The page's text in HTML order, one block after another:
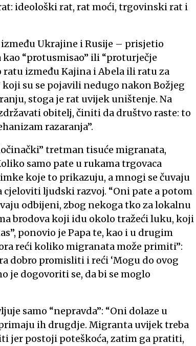
ideološki rat, rat moći, trgovinski rat i
Ukrajine i Rusije – prisjetio
“protusmisao” ili “proturječje
između Kajina i Abela ili ratu za
su se pojavili nedugo nakon Božjeg
stoga je rat uvijek uništenje. Na
obitelj, činiti da društvo raste: to
razaranja”.
tretman tisuće migranata,
samo pate u rukama trgovaca
koje to prikazuju, a mnogi se čuvaju
ljudski razvoj. “Oni pate a potom
odbijeni, zbog nekoga tko za lokalnu
brodova koji idu okolo tražeći luku, koji
ponovio je Papa te, kao i u drugim
reći koliko migranata može primiti”:
dobro promisliti i reći ‘Mogu do ovog
je dogovoriti se, da bi se moglo
samo “nepravda”: “Oni dolaze u
ih drugdje. Migranta uvijek treba
postoji poteškoća, zatim ga pratiti,